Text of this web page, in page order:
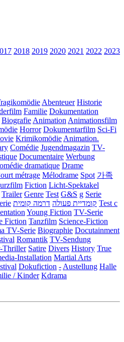
2018 2019 2020 2021 2022 2023
Abenteuer Historie
Familie Dokumentation
Biografie Animation Animationsfilm
Horror Dokumentarfilm Sci-Fi
Krimikomödie Animation.
Comédie Jugendmagazin TV-
Documentaire Werbung
dramatique Drame
métrage Mélodrame Spot 가족
Fiction Licht-Spektakel
Trailer Genre Test G&S g Serie
קומדיית פעולה דרמה קומית
Test c
Young Fiction TV-Serie
Fiction Tanzfilm Science-Fiction
TV-Serie Biographie Docutainment
Romantik TV-Sendung
Thriller Satire Divers History True
Installation Martial Arts
Dokufiction - Austellung Halle
/ Kinder Kdrama